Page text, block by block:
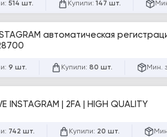
514 шт. Купили: 147 шт.
автоматическая
9 шт. Купили: 80 шт. Мин.
INSTAGRAM | 2FA | HIGH QUALITY
742 шт. Купили: 20 шт.